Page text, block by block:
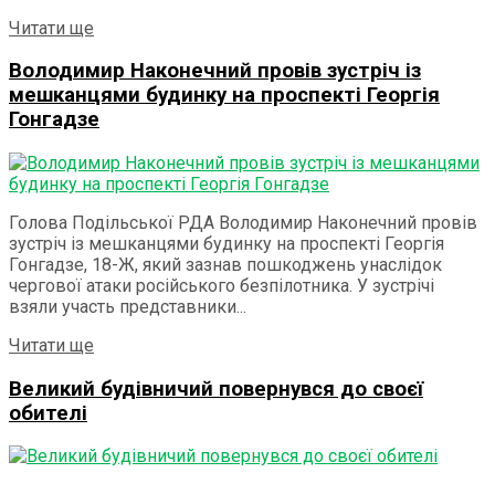
Читати ще
Володимир Наконечний провів зустріч із
мешканцями будинку на проспекті Георгія
Гонгадзе
Голова Подільської РДА Володимир Наконечний провів
зустріч із мешканцями будинку на проспекті Георгія
Гонгадзе, 18-Ж, який зазнав пошкоджень унаслідок
чергової атаки російського безпілотника. У зустрічі
взяли участь представники...
Читати ще
Великий будівничий повернувся до своєї
обителі